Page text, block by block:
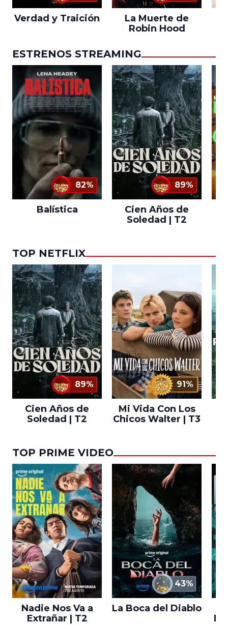
Verdad y Traición
La Muerte de
Robin Hood
ESTRENOS STREAMING
82%
Balística
89%
Cien Años de
Soledad | T2
TOP NETFLIX
89%
Cien Años de
Soledad | T2
91%
Mi Vida Con Los
Chicos Walter | T3
TOP PRIME VIDEO
Nadie Nos Va a
Extrañar | T2
43%
La Boca del Diablo